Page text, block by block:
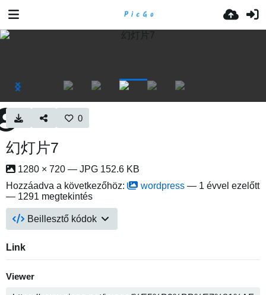
0
幻灯片7
1280 × 720 — JPG 152.6 KB
Hozzáadva a következőhöz:
wordpress — 1 évvel ezelőtt
— 1291 megtekintés
Beillesztő kódok
Link
Viewer